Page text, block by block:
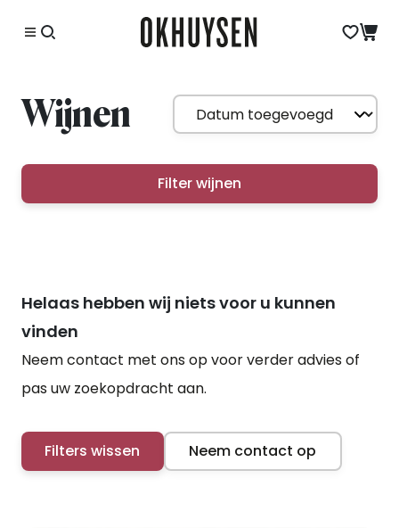
Wijnen
Filter wijnen
Helaas hebben wij niets voor u kunnen
vinden
Neem contact met ons op voor verder advies of
pas uw zoekopdracht aan.
Filters wissen Neem contact op